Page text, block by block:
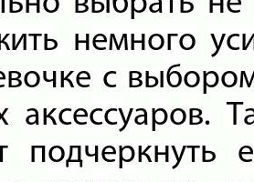
немного
с
аксессуаров.
подчеркнуть